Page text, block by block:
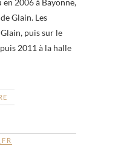
Glain. Les
puis sur le
2011 à la halle